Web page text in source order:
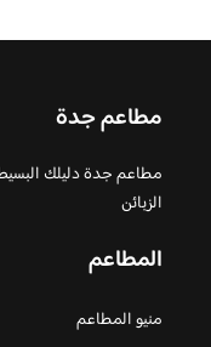
مطاعم جدة
مطاعم جدة دليلك
الزبائن
المطاعم
منيو المطاعم